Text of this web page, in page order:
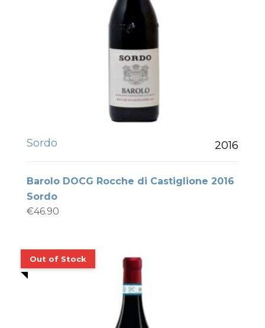
Sordo 2016
Barolo DOCG Rocche di Castiglione 2016
Sordo
€46.90